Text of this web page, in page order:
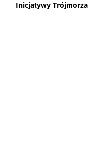
Inicjatywy Trójmorza